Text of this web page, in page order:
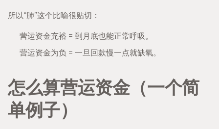
所以“肺”这个比喻很贴切：
营运资金充裕 = 到月底也能正常呼吸。
营运资金为负 = 一旦回款慢一点就缺氧。
怎么算营运资金（一个简
单例子）